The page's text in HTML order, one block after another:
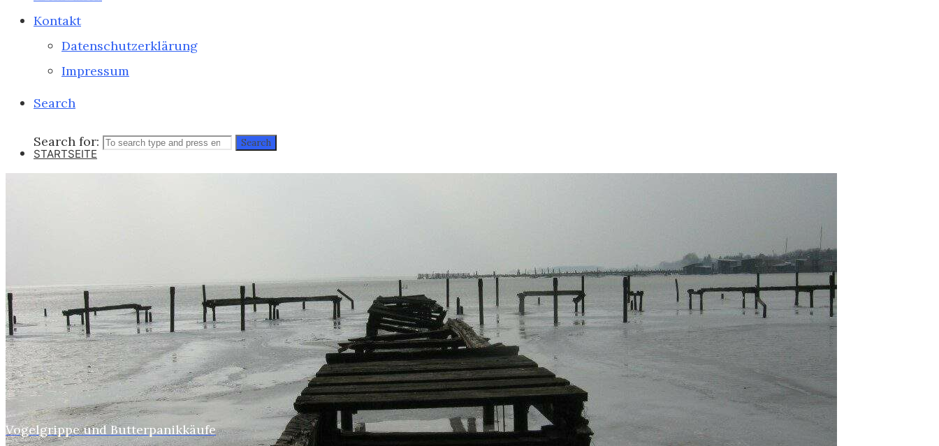
Kontakt
Datenschutzerklärung
Impressum
Search
Search for: Search
STARTSEITE
WEBCAMZ
WEBCAM 24H
WEBER – KONFORM
RÜGEN PUTBUS
RHINESIDE-GALERIE
KREFELD-BILDER
Home Webers Es ist ein kalter Winter…
Vogelgrippe und Butterpanikkäufe